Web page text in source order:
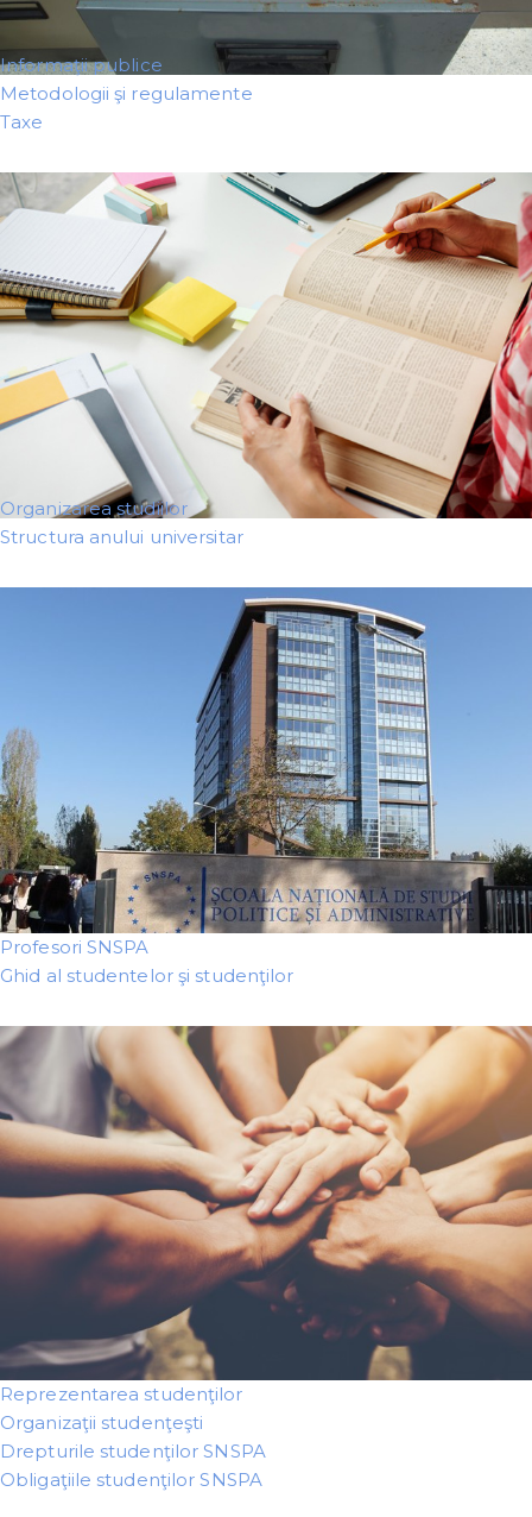
Informaţii publice
Metodologii şi regulamente
Taxe
Organizarea studiilor
Structura anului universitar
Profesori SNSPA
Ghid al studentelor şi studenţilor
Reprezentarea studenţilor
Organizaţii studenţeşti
Drepturile studenţilor SNSPA
Obligaţiile studenţilor SNSPA